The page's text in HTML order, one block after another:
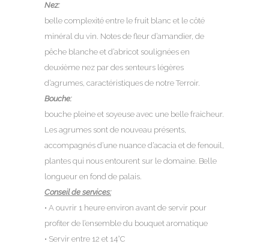
Nez:
belle complexité entre le fruit blanc et le côté
minéral du vin. Notes de fleur d’amandier, de
pêche blanche et d’abricot soulignées en
deuxième nez par des senteurs légères
d’agrumes, caractéristiques de notre Terroir.
Bouche:
bouche pleine et soyeuse avec une belle fraicheur.
Les agrumes sont de nouveau présents,
accompagnés d’une nuance d’acacia et de fenouil,
plantes qui nous entourent sur le domaine. Belle
longueur en fond de palais.
Conseil de services:
• A ouvrir 1 heure environ avant de servir pour
profiter de l’ensemble du bouquet aromatique
• Servir entre 12 et 14°C